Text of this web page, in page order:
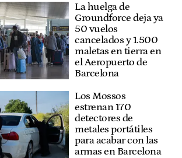
La huelga de
Groundforce deja ya
50 vuelos
cancelados y 1.500
maletas en tierra en
el Aeropuerto de
Barcelona
Los Mossos
estrenan 170
detectores de
metales portátiles
para acabar con las
armas en Barcelona